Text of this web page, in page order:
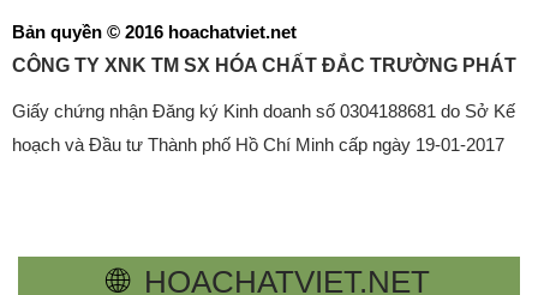
Bản quyền © 2016 hoachatviet.net
CÔNG TY XNK TM SX HÓA CHẤT ĐẮC TRƯỜNG PHÁT
Giấy chứng nhận Đăng ký Kinh doanh số 0304188681 do Sở Kế
hoạch và Đầu tư Thành phố Hồ Chí Minh cấp ngày 19-01-2017
🌐 HOACHATVIET.NET